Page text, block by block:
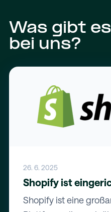
Was gibt
bei uns?
26. 6. 2025
Shopify ist
Shopify ist eine